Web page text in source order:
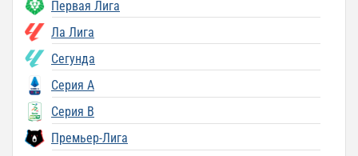
Первая Лига
Ла Лига
Сегунда
Серия A
Серия B
Премьер-Лига